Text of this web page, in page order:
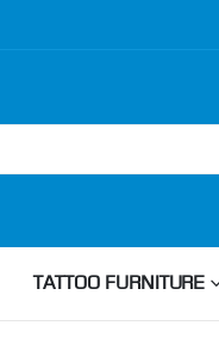
TATTOO FURNITURE